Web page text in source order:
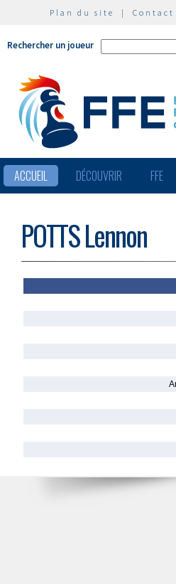
Plan du site | Contact
Rechercher un joueur
ACCUEIL DÉCOUVRIR FFE
POTTS Lennon